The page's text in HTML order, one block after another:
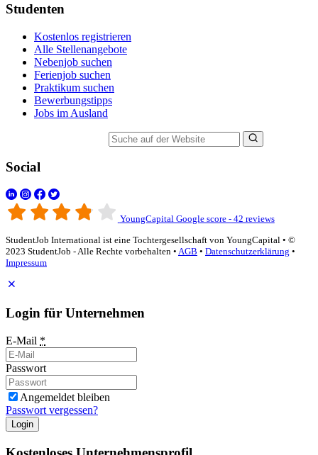
Studenten
Kostenlos registrieren
Alle Stellenangebote
Nebenjob suchen
Ferienjob suchen
Praktikum suchen
Bewerbungstipps
Jobs im Ausland
Social
YoungCapital Google score - 42 reviews
StudentJob International ist eine Tochtergesellschaft von YoungCapital • ©
2023 StudentJob - Alle Rechte vorbehalten • AGB • Datenschutzerklärung •
Impressum
Login für Unternehmen
E-Mail *
Passwort
Angemeldet bleiben
Passwort vergessen?
Login